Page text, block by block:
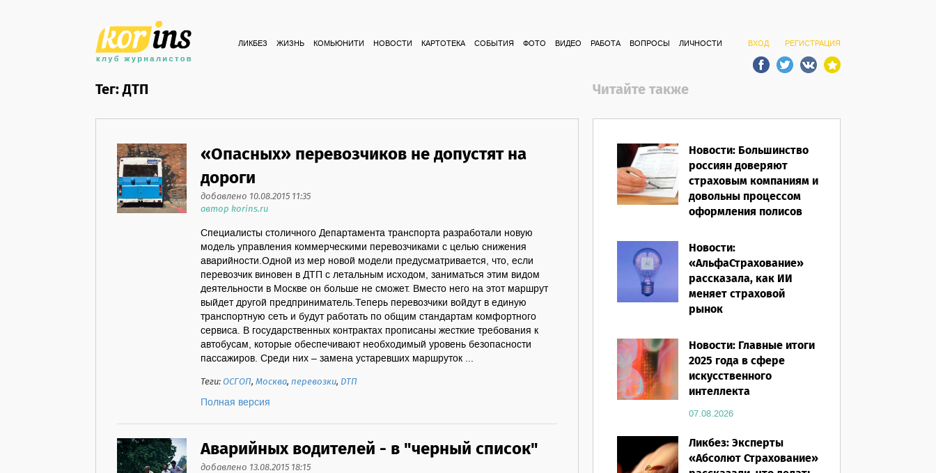
ВХОД РЕГИСТРАЦИЯ
ЛИКБЕЗ ЖИЗНЬ КОМЬЮНИТИ НОВОСТИ КАРТОТЕКА СОБЫТИЯ ФОТО ВИДЕО РАБОТА ВОПРОСЫ ЛИЧНОСТИ
Тег: ДТП
«Опасных» перевозчиков не допустят на
дороги
добавлено 10.08.2015 11:35
автор korins.ru
Специалисты столичного Департамента транспорта разработали новую
модель управления коммерческими перевозчиками с целью снижения
аварийности.Одной из мер новой модели предусматривается, что, если
перевозчик виновен в ДТП с летальным исходом, заниматься этим видом
деятельности в Москве он больше не сможет. Вместо него на этот маршрут
выйдет другой предприниматель.Теперь перевозчики войдут в единую
транспортную сеть и будут работать по общим стандартам комфортного
сервиса. В государственных контрактах прописаны жесткие требования к
автобусам, которые обеспечивают необходимый уровень безопасности
пассажиров. Среди них – замена устаревших маршруток ...
Теги:ОСГОП,Москва,перевозки, ДТП
Полная версия
Аварийных водителей - в "черный список"
добавлено 13.08.2015 18:15
Читайте также
Новости: Большинство
россиян доверяют
страховым компаниям и
довольны процессом
оформления полисов
Новости:
«АльфаСтрахование»
рассказала, как ИИ
меняет страховой
рынок
Новости: Главные итоги
2025 года в сфере
искусственного
интеллекта
07.08.2026
Ликбез: Эксперты
«Абсолют Страхование»